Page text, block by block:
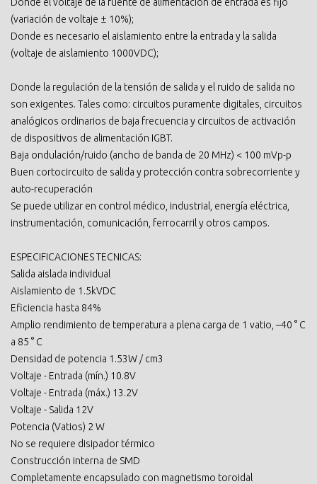
(variación de voltaje ± 10%);
Donde es necesario el aislamiento entre la entrada y la salida
(voltaje de aislamiento 1000VDC);
Donde la regulación de la tensión de salida y el ruido de salida no
son exigentes. Tales como: circuitos puramente digitales, circuitos
analógicos ordinarios de baja frecuencia y circuitos de activación
de dispositivos de alimentación IGBT.
Baja ondulación/ruido (ancho de banda de 20 MHz) < 100 mVp-p
Buen cortocircuito de salida y protección contra sobrecorriente y
auto-recuperación
Se puede utilizar en control médico, industrial, energía eléctrica,
instrumentación, comunicación, ferrocarril y otros campos.
ESPECIFICACIONES TECNICAS:
Salida aislada individual
Aislamiento de 1.5kVDC
Eficiencia hasta 84%
Amplio rendimiento de temperatura a plena carga de 1 vatio, –40 ° C
a 85 ° C
Densidad de potencia 1.53W / cm3
Voltaje - Entrada (mín.) 10.8V
Voltaje - Entrada (máx.) 13.2V
Voltaje - Salida 12V
Potencia (Vatios) 2 W
No se requiere disipador térmico
Construcción interna de SMD
Completamente encapsulado con magnetismo toroidal